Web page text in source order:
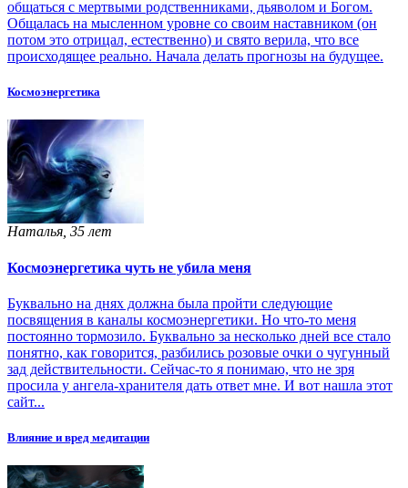
общаться с мертвыми родственниками, дьяволом и Богом.
Общалась на мысленном уровне со своим наставником (он
потом это отрицал, естественно) и свято верила, что все
происходящее реально. Начала делать прогнозы на будущее.
Космоэнергетика
Наталья, 35 лет
Космоэнергетика чуть не убила меня
Буквально на днях должна была пройти следующие
посвящения в каналы космоэнергетики. Но что-то меня
постоянно тормозило. Буквально за несколько дней все стало
понятно, как говорится, разбились розовые очки о чугунный
зад действительности. Сейчас-то я понимаю, что не зря
просила у ангела-хранителя дать ответ мне. И вот нашла этот
сайт...
Влияние и вред медитации